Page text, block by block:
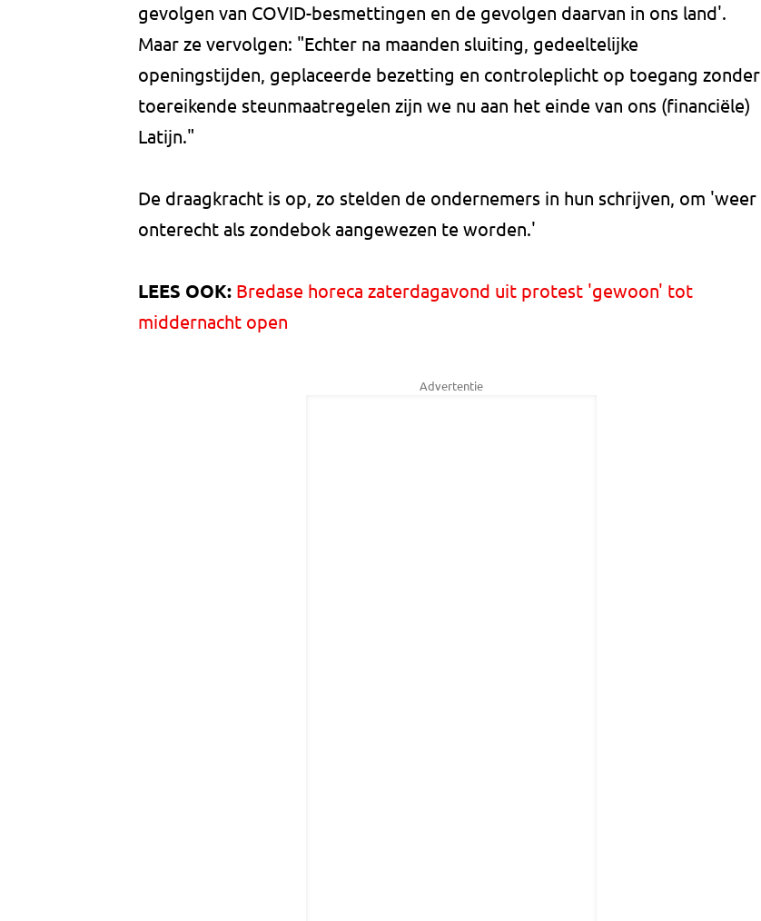
gevolgen van COVID-besmettingen en de gevolgen daarvan in ons land'.
Maar ze vervolgen: "Echter na maanden sluiting, gedeeltelijke
openingstijden, geplaceerde bezetting en controleplicht op toegang zonder
toereikende steunmaatregelen zijn we nu aan het einde van ons (financiële)
Latijn."
De draagkracht is op, zo stelden de ondernemers in hun schrijven, om 'weer
onterecht als zondebok aangewezen te worden.'
LEES OOK: Bredase horeca zaterdagavond uit protest 'gewoon' tot
middernacht open
Advertentie